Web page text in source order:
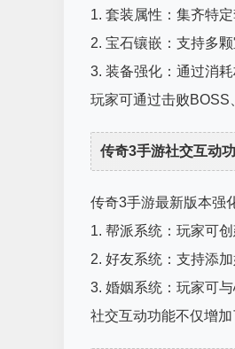
1. 套装属性：集齐特
2. 宝石镶嵌：支持多
3. 装备强化：通过消
玩家可通过击败BOSS
传奇3手游社交互动
传奇3手游最新版本强
1. 帮派系统：玩家可
2. 好友系统：支持添
3. 婚姻系统：玩家可
社交互动功能不仅增